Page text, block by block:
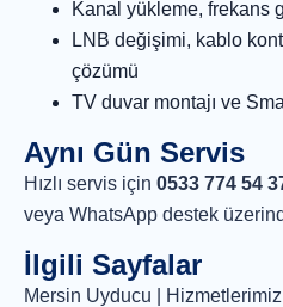
Kanal yükleme, frekans
LNB değişimi, kablo
çözümü
TV duvar montajı ve
Aynı Gün Servis
Hızlı servis için 0533 774 54
veya WhatsApp destek
İlgili Sayfalar
Mersin Uyducu Hizmetlerimiz